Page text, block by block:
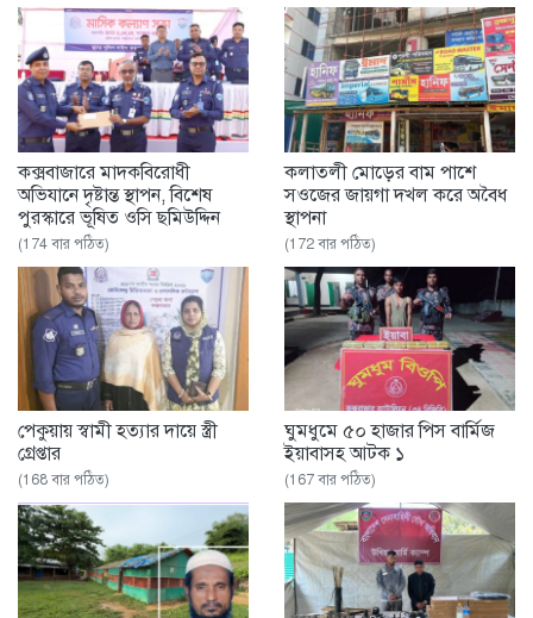
কক্সবাজারে মাদকবিরোধী
অভিযানে দৃষ্টান্ত স্থাপন, বিশেষ
পুরস্কারে ভূষিত ওসি ছমিউদ্দিন
(174 বার পঠিত)
কলাতলী মোড়ের বাম পাশে
সওজের জায়গা দখল করে অবৈধ
স্থাপনা
(172 বার পঠিত)
পেকুয়ায় স্বামী হত্যার দায়ে স্ত্রী
গ্রেপ্তার
(168 বার পঠিত)
ঘুমধুমে ৫০ হাজার পিস বার্মিজ
ইয়াবাসহ আটক ১
(167 বার পঠিত)